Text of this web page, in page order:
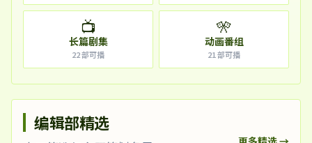
📺
长篇剧集
22部可播
🎌
动画番组
21部可播
编辑部精选